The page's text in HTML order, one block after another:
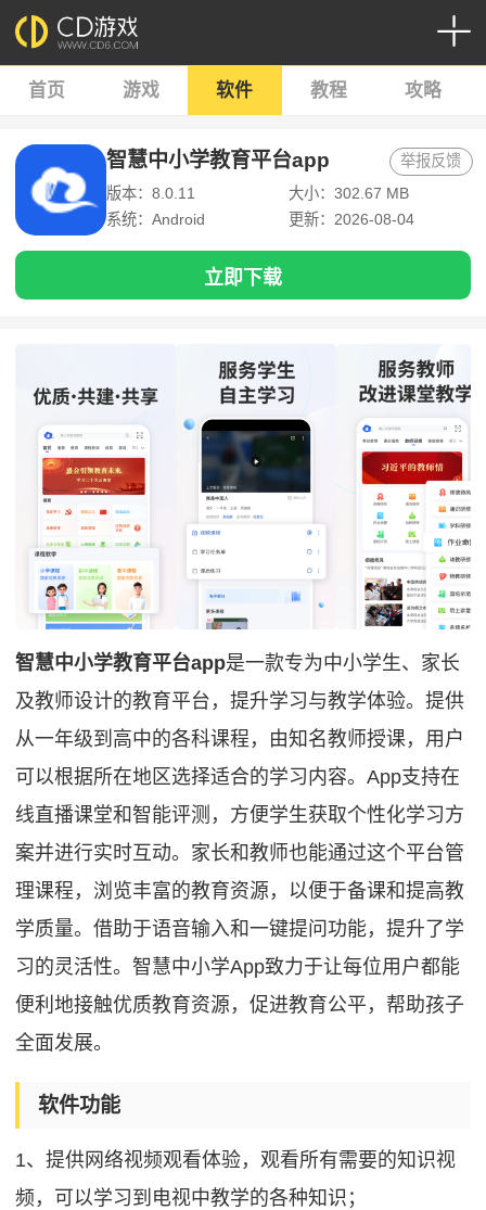
首页 游戏 软件 教程 攻略
智慧中小学教育平台app
版本：8.0.11
大小：302.67 MB
系统：Android
更新：2026-08-04
举报反馈
立即下载
智慧中小学教育平台app是一款专为中小学生、家长
及教师设计的教育平台，提升学习与教学体验。提供
从一年级到高中的各科课程，由知名教师授课，用户
可以根据所在地区选择适合的学习内容。App支持在
线直播课堂和智能评测，方便学生获取个性化学习方
案并进行实时互动。家长和教师也能通过这个平台管
理课程，浏览丰富的教育资源，以便于备课和提高教
学质量。借助于语音输入和一键提问功能，提升了学
习的灵活性。智慧中小学App致力于让每位用户都能
便利地接触优质教育资源，促进教育公平，帮助孩子
全面发展。
软件功能
1、提供网络视频观看体验，观看所有需要的知识视
频，可以学习到电视中教学的各种知识；